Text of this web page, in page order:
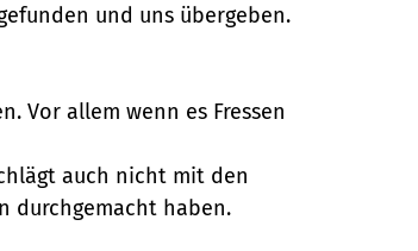
und uns übergeben.
Vor allem wenn es Fressen
auch nicht mit den
durchgemacht haben.